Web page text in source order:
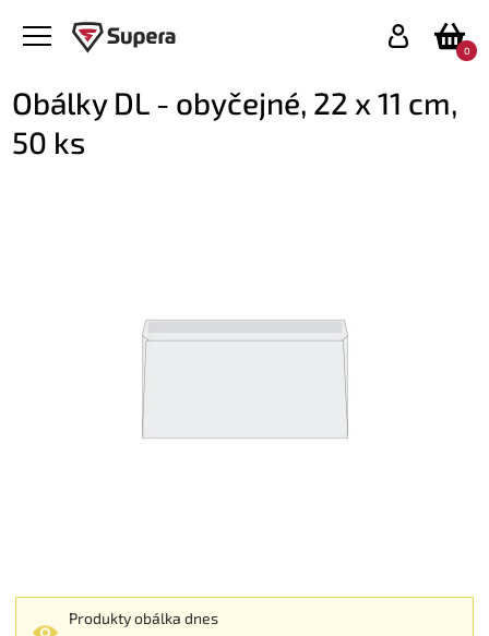
0
Obálky DL - obyčejné, 22 x 11 cm,
50 ks
Produkty obálka dnes